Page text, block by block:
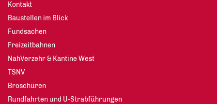
Kontakt
Baustellen im Blick
Fundsachen
Freizeitbahnen
NahVerzehr & Kantine West
TSNV
Broschüren
Rundfahrten und U-Strabführungen